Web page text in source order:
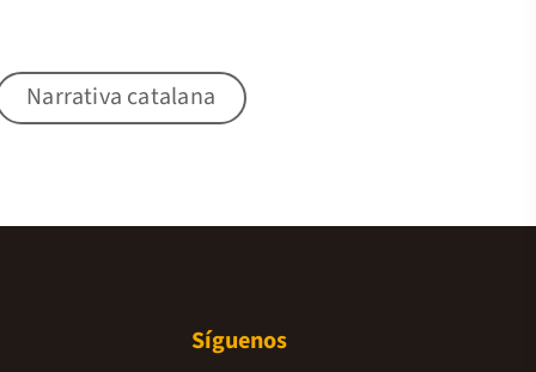
Narrativa catalana
Síguenos